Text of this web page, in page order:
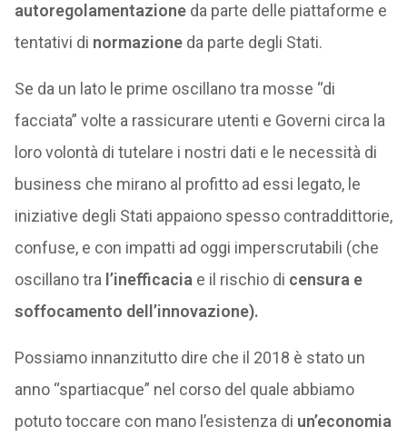
autoregolamentazioneda parte delle piattaforme e
tentativi di normazioneda parte degli Stati.
Se da un lato le prime oscillano tra mosse “di
facciata” volte a rassicurare utenti e Governi circa la
loro volontà di tutelare i nostri dati e le necessità di
business che mirano al profitto ad essi legato, le
iniziative degli Stati appaiono spesso contraddittorie,
confuse, e con impatti ad oggi imperscrutabili (che
oscillano tra l’inefficacia e il rischio di censura e
soffocamento dell’innovazione).
Possiamo innanzitutto dire che il 2018 è stato un
anno “spartiacque” nel corso del quale abbiamo
potuto toccare con mano l’esistenza di un’economia